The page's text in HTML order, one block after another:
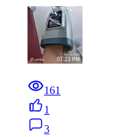
161
1
3